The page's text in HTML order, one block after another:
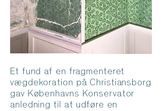
Et fund af en fragmenteret
vægdekoration på Christiansborg
gav Københavns Konservator
anledning til at udføre en